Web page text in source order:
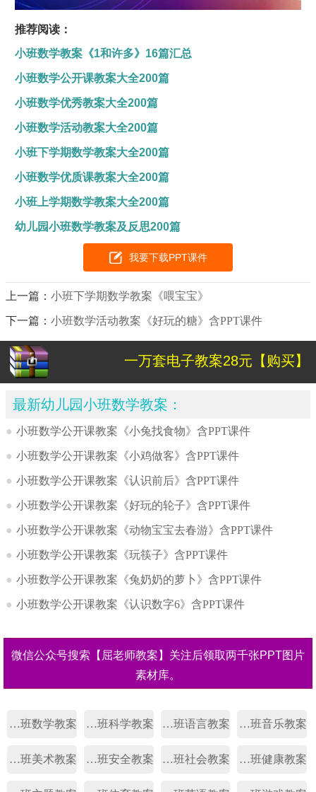
推荐阅读：
小班数学教案《1和许多》16篇汇总
小班数学公开课教案大全200篇
小班数学优秀教案大全200篇
小班数学活动教案大全200篇
小班下学期数学教案大全200篇
小班数学优质课教案大全200篇
小班上学期数学教案大全200篇
幼儿园小班数学教案及反思200篇
我要下载PPT课件
上一篇：小班下学期数学教案《喂宝宝》
下一篇：小班数学活动教案《好玩的糖》含PPT课件
一万套电子教案28元【购买】
最新幼儿园小班数学教案：
● 小班数学公开课教案《小兔找食物》含PPT课件
● 小班数学公开课教案《小鸡做客》含PPT课件
● 小班数学公开课教案《认识前后》含PPT课件
● 小班数学公开课教案《好玩的轮子》含PPT课件
● 小班数学公开课教案《动物宝宝去春游》含PPT课件
● 小班数学公开课教案《玩筷子》含PPT课件
● 小班数学公开课教案《兔奶奶的萝卜》含PPT课件
● 小班数学公开课教案《认识数字6》含PPT课件
微信公众号搜索【屈老师教案】关注后领取两千张PPT图片
素材库。
幼儿园小班数学教案 幼儿园小班科学教案 幼儿园小班语言教案 幼儿园小班音乐教案
幼儿园小班美术教案 幼儿园小班安全教案 幼儿园小班社会教案 幼儿园小班健康教案